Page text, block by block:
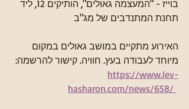
בוייז - "המעצמה גאולים", הותיקים 12, ליד
תחנת המתנדבים של מג"ב
האירוע מתקיים במושב גאולים במקום
מיוחד לעבודה בעץ. חוויה. קישור להרשמה:
https://www.lev-
hasharon.com/news/658/